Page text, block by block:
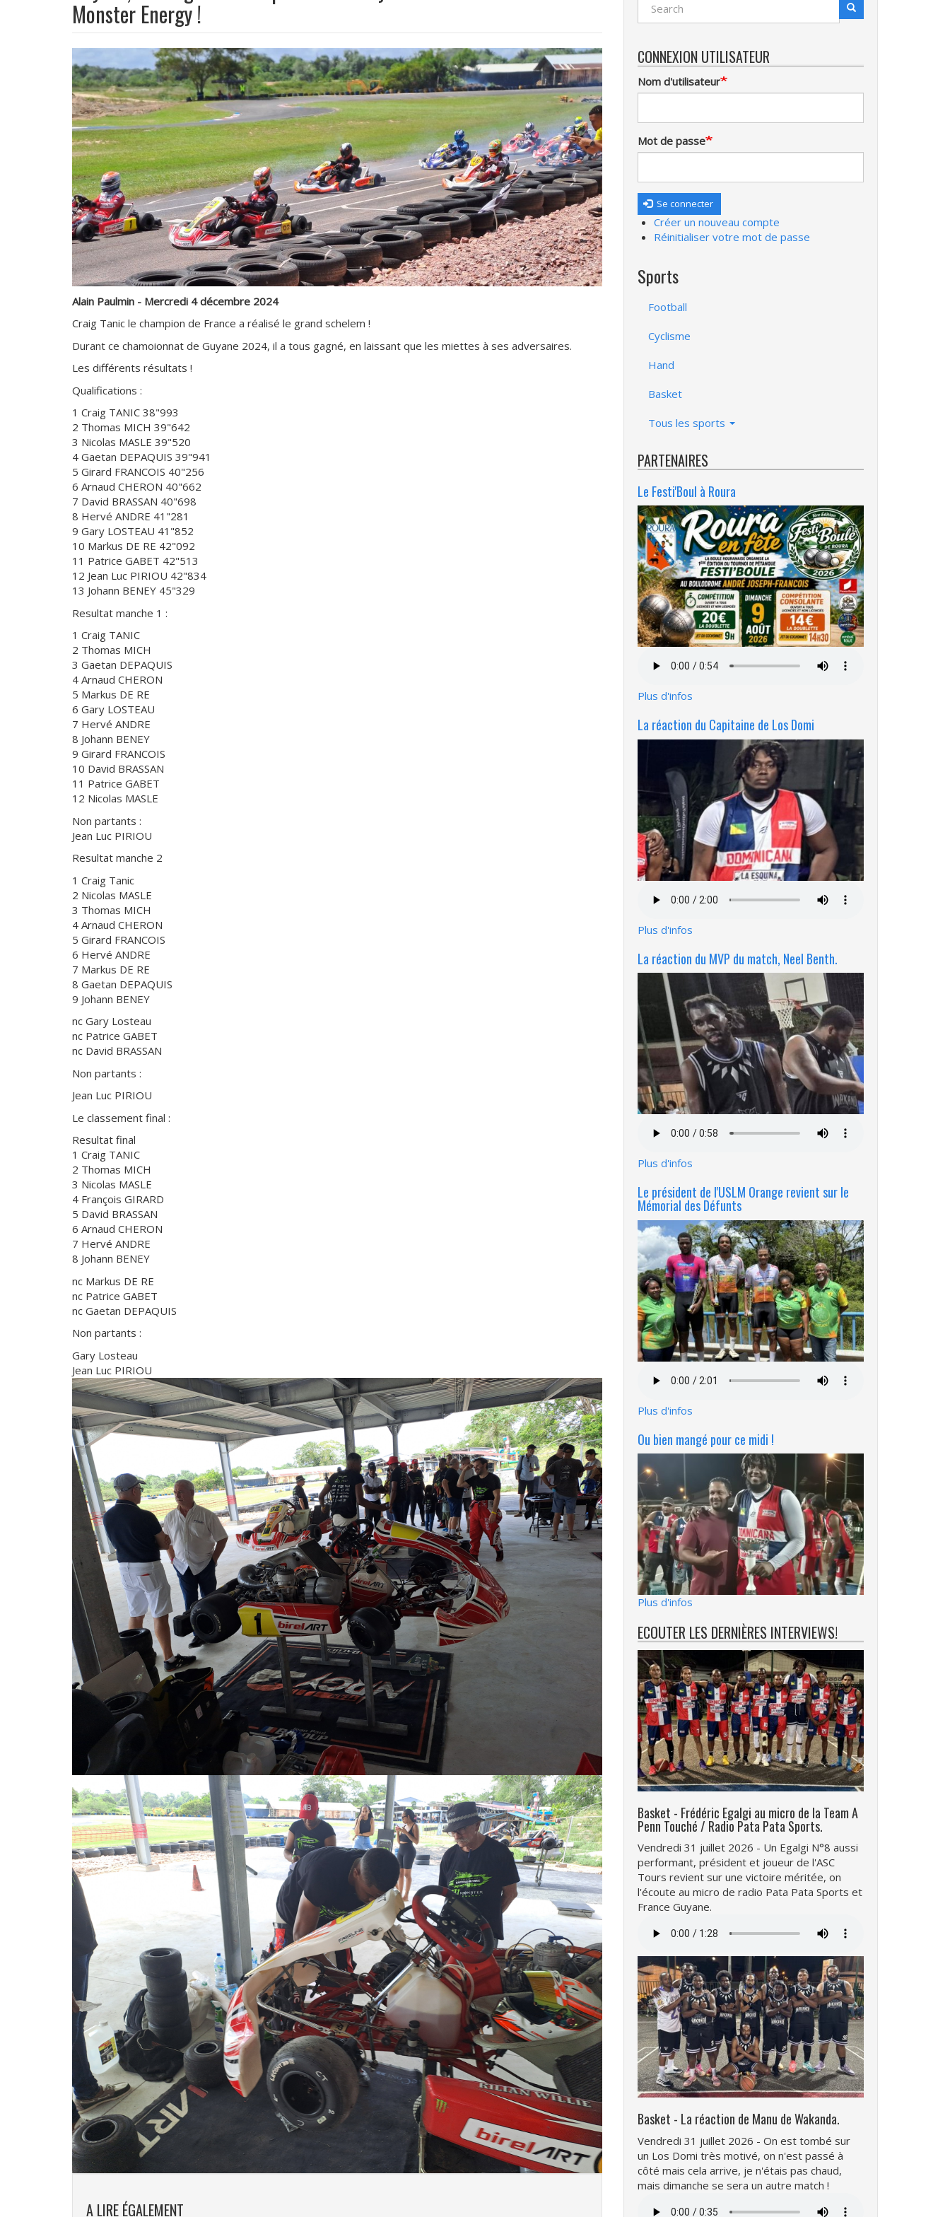
Monster Energy !
Alain Paulmin - Mercredi 4 décembre 2024
Craig Tanic le champion de France a réalisé le grand schelem !
Durant ce chamoionnat de Guyane 2024, il a tous gagné, en laissant que les miettes à ses adversaires.
Les différents résultats !
Qualifications :
1 Craig TANIC 38"993
2 Thomas MICH 39"642
3 Nicolas MASLE 39"520
4 Gaetan DEPAQUIS 39"941
5 Girard FRANCOIS 40"256
6 Arnaud CHERON 40"662
7 David BRASSAN 40"698
8 Hervé ANDRE 41"281
9 Gary LOSTEAU 41"852
10 Markus DE RE 42"092
11 Patrice GABET 42"513
12 Jean Luc PIRIOU 42"834
13 Johann BENEY 45"329
Resultat manche 1 :
1 Craig TANIC
2 Thomas MICH
3 Gaetan DEPAQUIS
4 Arnaud CHERON
5 Markus DE RE
6 Gary LOSTEAU
7 Hervé ANDRE
8 Johann BENEY
9 Girard FRANCOIS
10 David BRASSAN
11 Patrice GABET
12 Nicolas MASLE
Non partants :
Jean Luc PIRIOU
Resultat manche 2
1 Craig Tanic
2 Nicolas MASLE
3 Thomas MICH
4 Arnaud CHERON
5 Girard FRANCOIS
6 Hervé ANDRE
7 Markus DE RE
8 Gaetan DEPAQUIS
9 Johann BENEY
nc Gary Losteau
nc Patrice GABET
nc David BRASSAN
Non partants :
Jean Luc PIRIOU
Le classement final :
Resultat final
1 Craig TANIC
2 Thomas MICH
3 Nicolas MASLE
4 François GIRARD
5 David BRASSAN
6 Arnaud CHERON
7 Hervé ANDRE
8 Johann BENEY
nc Markus DE RE
nc Patrice GABET
nc Gaetan DEPAQUIS
Non partants :
Gary Losteau
Jean Luc PIRIOU
Faire
une
galerie
A LIRE ÉGALEMENT
Recherche Search
CONNEXION UTILISATEUR
Nom d'utilisateur
Mot de passe
Se connecter
Créer un nouveau compte
Réinitialiser votre mot de passe
Sports
Football
Cyclisme
Hand
Basket
Tous les sports
PARTENAIRES
Le Festi'Boul à Roura
audio
Plus d'infos
La réaction du Capitaine de Los Domi
audio
Plus d'infos
La réaction du MVP du match, Neel Benth.
audio
Plus d'infos
Le président de l'USLM Orange revient sur le
Mémorial des Défunts
audio
Plus d'infos
Ou bien mangé pour ce midi !
Plus d'infos
ECOUTER LES DERNIÈRES INTERVIEWS!
Basket - Frédéric Egalgi au micro de la Team A
Penn Touché / Radio Pata Pata Sports.
Vendredi 31 juillet 2026 - Un Egalgi N°8 aussi
performant, président et joueur de l'ASC
Tours revient sur une victoire méritée, on
l'écoute au micro de radio Pata Pata Sports et
France Guyane.
audio
Basket - La réaction de Manu de Wakanda.
Vendredi 31 juillet 2026 - On est tombé sur
un Los Domi très motivé, on n'est passé à
côté mais cela arrive, je n'étais pas chaud,
mais dimanche se sera un autre match !
audio